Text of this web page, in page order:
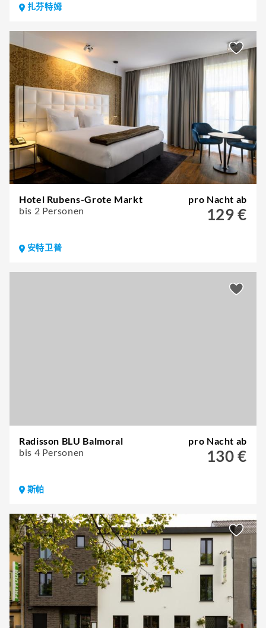
扎芬特姆
Hotel Rubens-Grote Markt
bis 2 Personen
pro Nacht ab
129 €
安特卫普
Radisson BLU Balmoral
bis 4 Personen
pro Nacht ab
130 €
斯帕